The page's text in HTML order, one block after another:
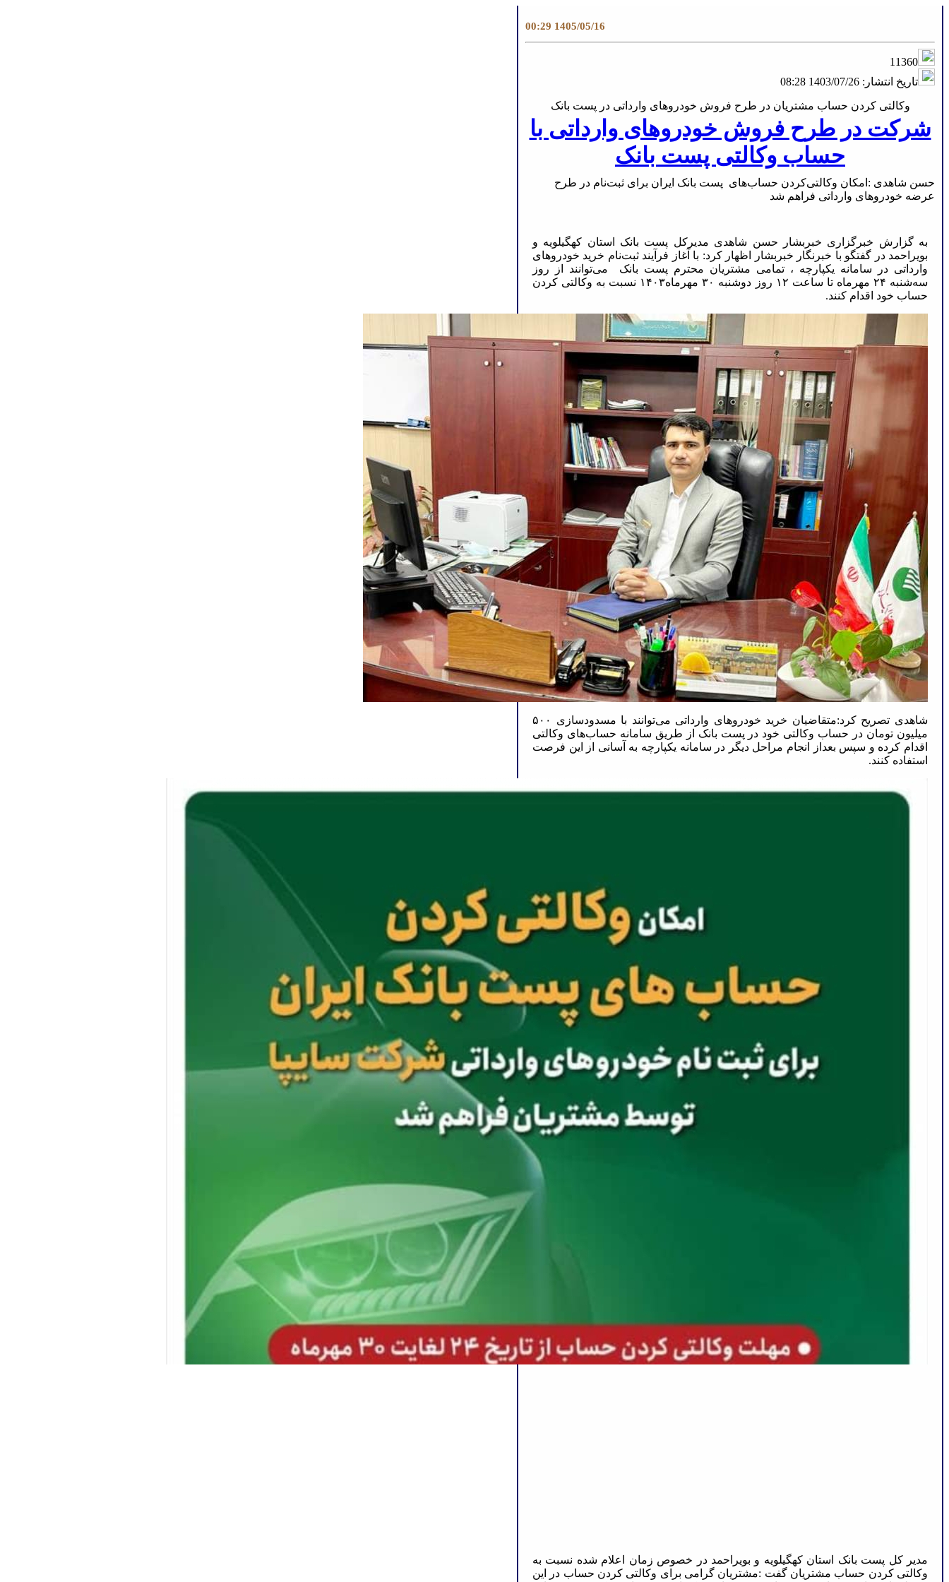
1405/05/16 00:29
11360
تاریخ انتشار: 1403/07/26 08:28
وکالتی کردن حساب مشتریان در طرح فروش خودروهای وارداتی در پست بانک
شرکت در طرح فروش خودروهای وارداتی با
حساب وکالتی پست بانک
حسن شاهدی :امکان وکالتی‌کردن حساب‌های پست بانک ایران برای ثبت‌نام در طرح
عرضه خودروهای وارداتی فراهم شد
به گزارش خبرگزاری خبربشار حسن شاهدی مدیرکل پست بانک استان کهگیلویه و
بویراحمد در گفتگو با خبرنگار خبربشار اظهار کرد: با آغاز فرآیند ثبت‌نام خرید خودروهای
وارداتی در سامانه یکپارچه ، تمامی مشتریان محترم پست بانک می‌توانند از روز
سه‌شنبه ۲۴ مهرماه تا ساعت ۱۲ روز دوشنبه ۳۰ مهرماه۱۴۰۳ نسبت به وکالتی کردن
حساب خود اقدام کنند.
شاهدی تصریح کرد:متقاضیان خرید خودروهای وارداتی می‌توانند با مسدودسازی ۵۰۰
میلیون تومان در حساب وکالتی خود در پست بانک از طریق سامانه حساب‌های وکالتی
اقدام کرده و سپس بعداز انجام مراحل دیگر در سامانه یکپارچه به آسانی از این فرصت
استفاده کنند.
مدیر کل پست بانک استان کهگیلویه و بویراحمد در خصوص زمان اعلام شده نسبت به
وکالتی کردن حساب مشتریان گفت :مشتریان گرامی برای وکالتی کردن حساب در این